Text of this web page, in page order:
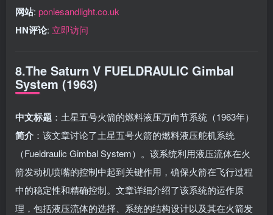
网站: poniesandlight.co.uk
HN评论: 立即访问
8.The Saturn V FUELDRAULIC Gimbal
System (1963)
中文标题 ：土星五号火箭的燃料液压万向节系统（1963年）
简介 ：该文章讨论了土星五号火箭的燃料液压舵机系统
（Fueldraulic Gimbal System）。该系统利用液压流体在火
箭发动机喷嘴的控制中起到关键作用，确保火箭在飞行过程
中的稳定性和精确控制。文章详细介绍了该系统的运作原
理，包括液压流体的选择、系统的结构设计以及其在火箭发